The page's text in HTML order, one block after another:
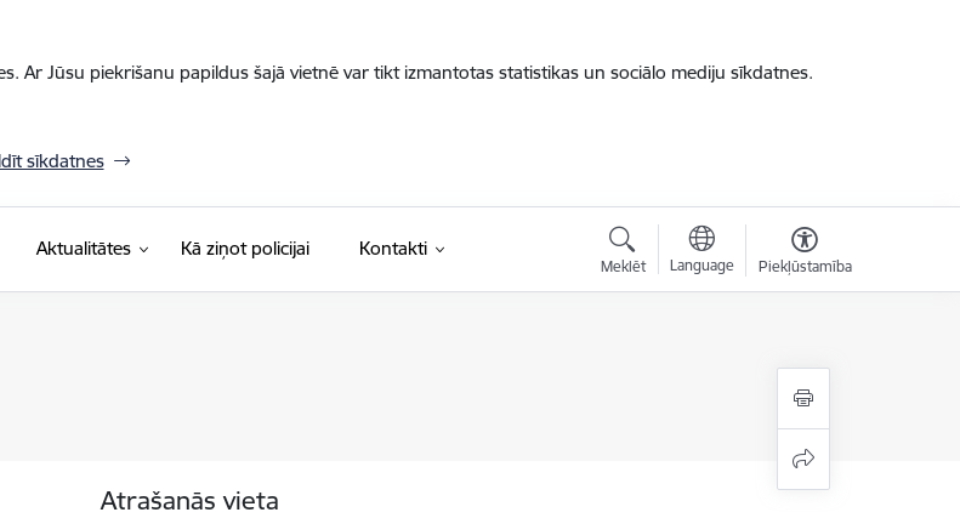
Ar Jūsu piekrišanu papildus šajā vietnē var tikt izmantotas statistikas un sociālo mediju sīkdatnes.
sīkdatnes
Aktualitātes Kā ziņot policijai Kontakti
Meklēt Language Piekļūstamība
Atrašanās vieta